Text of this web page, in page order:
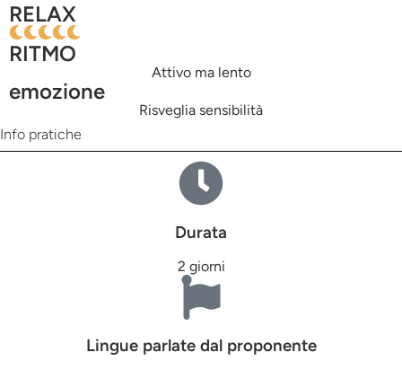
RELAX
RITMO
Attivo ma lento
emozione
Risveglia sensibilità
Info pratiche
Durata
2 giorni
Lingue parlate dal proponente